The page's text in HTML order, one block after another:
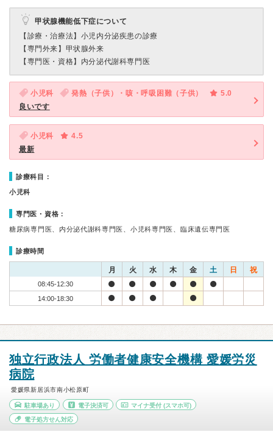
甲状腺機能低下症について
【診療・治療法】 小児内分泌疾患の診療
【専門外来】 甲状腺外来
【専門医・資格】 内分泌代謝科専門医
小児科 発熱（子供）・咳・呼吸困難（子供）
5.0
良いです
小児科
4.5
最新
診療科目：
小児科
専門医・資格：
糖尿病専門医、内分泌代謝科専門医、小児科専門医、臨床遺伝専門医
診療時間
月 火 水 木 金 土 日 祝
08:45-12:30
14:00-18:30
独立行政法人 労働者健康安全機構 愛媛労災
病院
愛媛県新居浜市南小松原町
駐車場あり 電子決済可 マイナ受付 (スマホ可)
電子処方せん対応